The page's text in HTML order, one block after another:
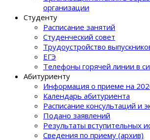
организации
Студенту
Расписание занятий
Студенческий совет
Трудоустройство
ЕГЭ
Телефоны горячей линии в
Абитуриенту
Информация о приеме на
Календарь абитуриента
Расписание консультаций и
Подано заявлений
Результаты вступительных
Сведения по приему (архив)